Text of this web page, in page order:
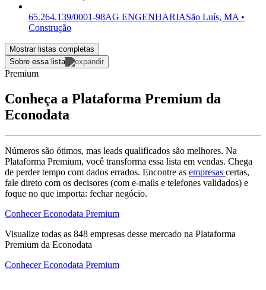
65.264.139/0001-98AG ENGENHARIASão Luís, MA •
Construção
Mostrar listas completas
Sobre essa lista
Premium
Conheça a Plataforma Premium da
Econodata
Números são ótimos, mas leads qualificados são melhores. Na
Plataforma Premium, você transforma essa lista em vendas. Chega
de perder tempo com dados errados. Encontre as empresas certas,
fale direto com os decisores (com e-mails e telefones validados) e
foque no que importa: fechar negócio.
Conhecer Econodata Premium
Visualize todas as 848 empresas desse mercado na Plataforma
Premium da Econodata
Conhecer Econodata Premium